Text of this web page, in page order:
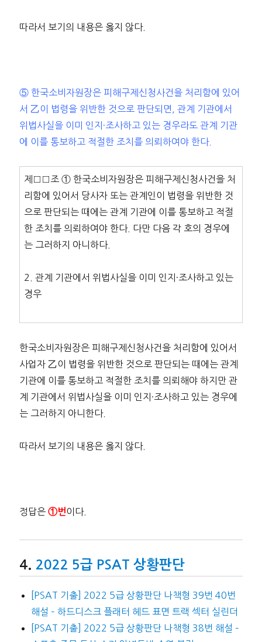
따라서 보기의 내용은 옳지 않다.
⑤ 한국소비자원장은 피해구제신청사건을 처리함에 있어
서 乙이 법령을 위반한 것으로 판단되면, 관계 기관에서
위법사실을 이미 인지·조사하고 있는 경우라도 관계 기관
에 이를 통보하고 적절한 조치를 의뢰하여야 한다.
제□□조 ① 한국소비자원장은 피해구제신청사건을 처
리함에 있어서 당사자 또는 관계인이 법령을 위반한 것
으로 판단되는 때에는 관계 기관에 이를 통보하고 적절
한 조치를 의뢰하여야 한다. 다만 다음 각 호의 경우에
는 그러하지 아니하다.
2. 관계 기관에서 위법사실을 이미 인지·조사하고 있는
경우
한국소비자원장은 피해구제신청사건을 처리함에 있어서
사업자 乙이 법령을 위반한 것으로 판단되는 때에는 관계
기관에 이를 통보하고 적절한 조치를 의뢰해야 하지만 관
계 기관에서 위법사실을 이미 인지·조사하고 있는 경우에
는 그러하지 아니한다.
따라서 보기의 내용은 옳지 않다.
정답은①번 이다.
2022 5급 PSAT 상황판단
[PSAT 기출] 2022 5급 상황판단 나책형 39번 40번
해설 – 하드디스크 플래터 헤드 표면 트랙 섹터 실린더
[PSAT 기출] 2022 5급 상황판단 나책형 38번 해설 –